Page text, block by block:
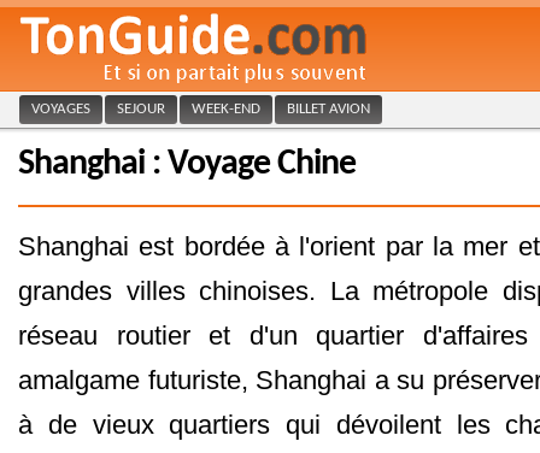
VOYAGES SEJOUR WEEK-END BILLET AVION
Shanghai : Voyage Chine
Shanghai est bordée à l'orient par la mer
grandes villes chinoises. La métropole
réseau routier et d'un quartier
amalgame futuriste, Shanghai a su
à de vieux quartiers qui dévoilent les